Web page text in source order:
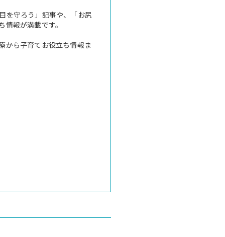
を守ろう」記事や、「お尻
報が満載です。
から子育てお役立ち情報ま